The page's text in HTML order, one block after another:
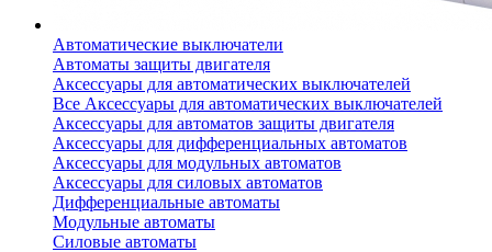
Автоматические выключатели
Автоматы защиты двигателя
Аксессуары для автоматических выключателей
Все Аксессуары для автоматических выключателей
Аксессуары для автоматов защиты двигателя
Аксессуары для дифференциальных автоматов
Аксессуары для модульных автоматов
Аксессуары для силовых автоматов
Дифференциальные автоматы
Модульные автоматы
Силовые автоматы